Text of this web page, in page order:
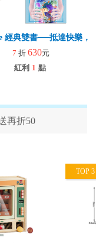
經典雙書──抵達快樂，
7 折 630元
紅利 1 點
再折50
TOP 3